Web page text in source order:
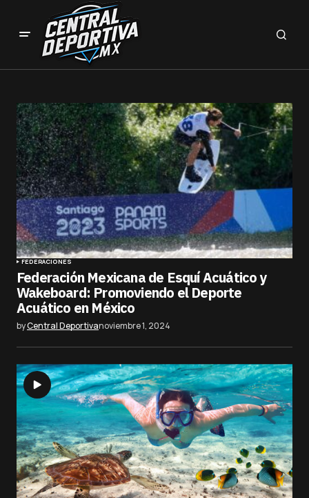
FEDERACIONES
Federación Mexicana de Esquí Acuático y
Wakeboard: Promoviendo el Deporte
Acuático en México
byCentral Deportivanoviembre 1, 2024